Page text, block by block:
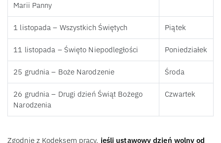
Marii Panny
1 listopada – Wszystkich Świętych Piątek
11 listopada – Święto Niepodległości Poniedziałek
25 grudnia – Boże Narodzenie Środa
26 grudnia – Drugi dzień Świąt Bożego
Narodzenia
Czwartek
Zgodnie z Kodeksem pracy, jeśli ustawowy dzień wolny od